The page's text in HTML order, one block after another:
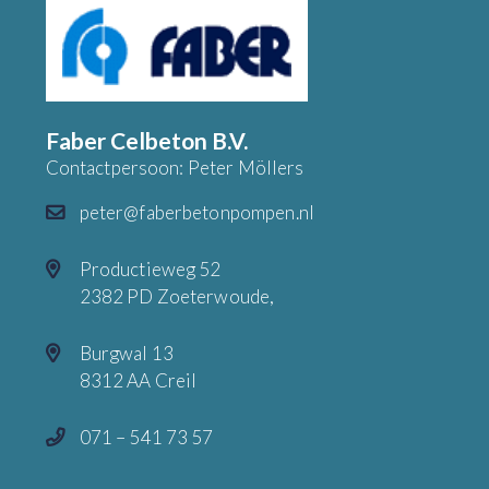
Faber Celbeton B.V.
Contactpersoon: Peter Möllers
peter@faberbetonpompen.nl
Productieweg 52
2382 PD Zoeterwoude,
Burgwal 13
8312 AA Creil
071 – 541 73 57